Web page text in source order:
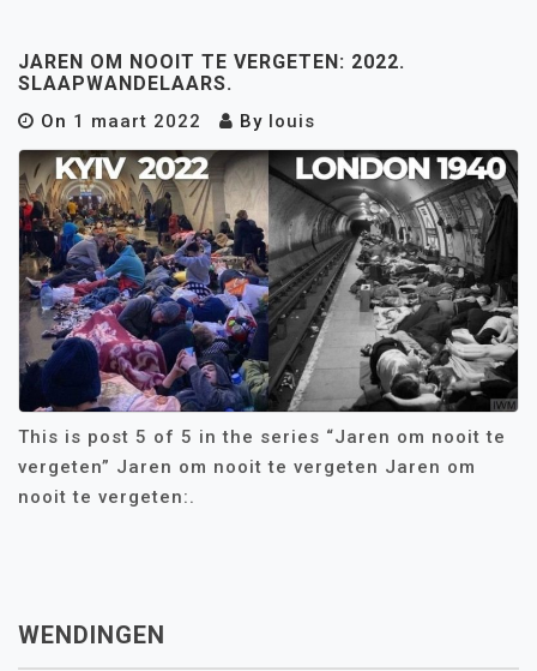
JAREN OM NOOIT TE VERGETEN: 2022.
SLAAPWANDELAARS.
On 1 maart 2022 By louis
This is post 5 of 5 in the series “Jaren om nooit te
vergeten” Jaren om nooit te vergeten Jaren om
nooit te vergeten:.
WENDINGEN